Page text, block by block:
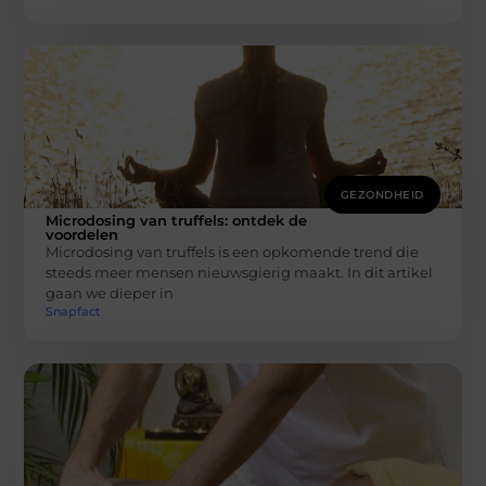
GEZONDHEID
Microdosing van truffels: ontdek de
voordelen
Microdosing van truffels is een opkomende trend die
steeds meer mensen nieuwsgierig maakt. In dit artikel
gaan we dieper in
Snapfact